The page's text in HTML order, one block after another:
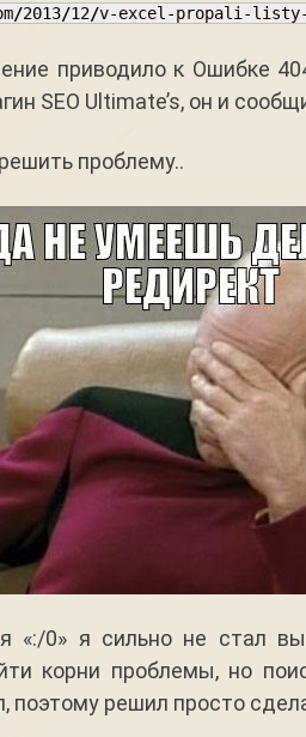
/2013/12/v-excel-propali-
приводило к Ошибке
SEO Ultimate’s, он и
проблему..
«:/0» я сильно не стал
корни проблемы, но
поэтому решил просто